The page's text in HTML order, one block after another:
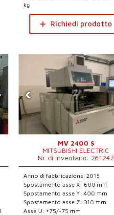
kg
Richiedi prodotto
‹
MV 2400 S
MITSUBISHI ELECTRIC
Nr. di inventario: 261242
Anno di fabbricazione:2015
Spostamento asse X: 600 mm
Spostamento asse Y: 400 mm
Spostamento asse Z: 310 mm
Asse U: +75/-75 mm